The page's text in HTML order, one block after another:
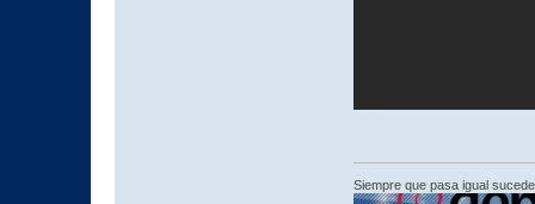
Siempre que pasa igual